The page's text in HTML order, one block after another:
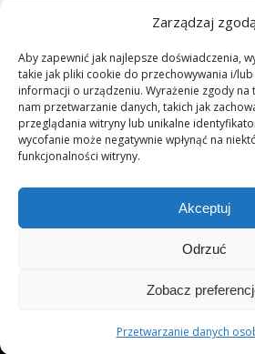
Zarządzaj
Aby zapewnić jak najlepsze doświadczenia,
takie jak pliki cookie do przechowywania i/
informacji o urządzeniu. Wyrażenie zgody
nam przetwarzanie danych, takich jak
przeglądania witryny lub unikalne
wycofanie może negatywnie wpłynąć na
funkcjonalności witryny.
Akceptuj
Odrzuć
Zobacz
Przetwarzanie danych
© 2026 UNIMEDICA.PL Przetwarzanie